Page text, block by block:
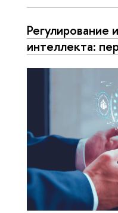
Регулирование
интеллекта: